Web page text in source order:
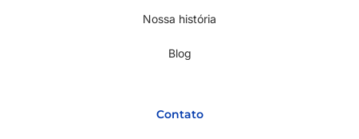
Nossa história
Blog
Contato